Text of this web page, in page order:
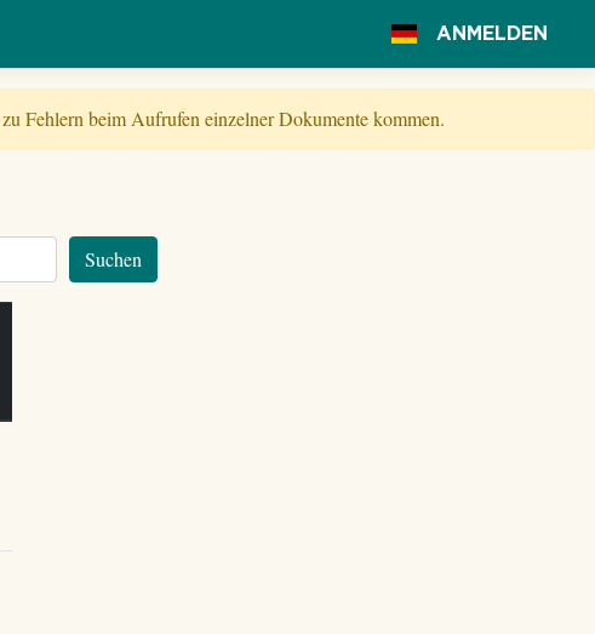
ANMELDEN
Fehlern beim Aufrufen einzelner Dokumente kommen.
Suchen